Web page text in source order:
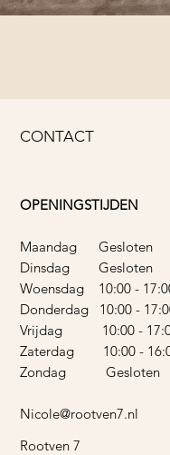
CONTACT
OPENINGSTIJDEN
Maandag Gesloten
Dinsdag Gesloten
Woensdag 10:00 -
Donderdag 10:00 -
Vrijdag 10:00 -
Zaterdag 10:00 -
Zondag Gesloten
Nicole@rootven7.nl
Rootven 7